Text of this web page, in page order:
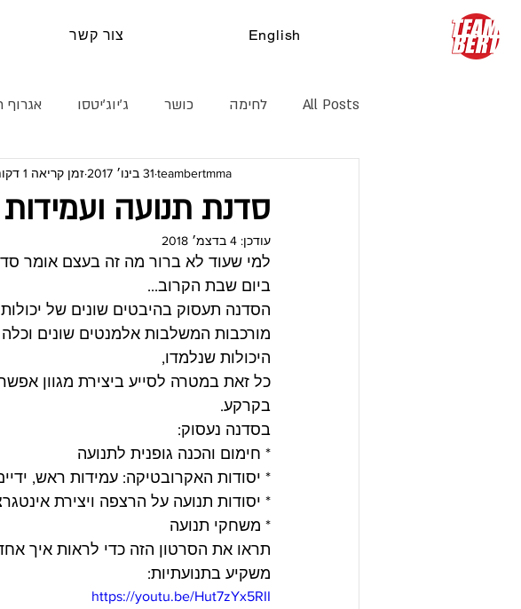
צור קשר English
All Posts לחימה כושר ג׳יוג׳יטסו אגרוף
דרך חיים הגנה עצמית
סדנת תנועה ועמידות
teambertmma 31 בינו׳ 2017 זמן קריאה 1 דקות
עודכן: 4 בדצמ׳ 2018
למי שעוד לא ברור מה זה בעצם אומר
ביום שבת הקרוב...
הסדנה תעסוק בהיבטים שונים של
מורכבות המשלבות אלמנטים שונים
היכולות שנלמדו,
כל זאת במטרה לסייע ביצירת מגוון
בקרקע.
בסדנה נעסוק:
* חימום והכנה גופנית לתנועה
* יסודות האקרובטיקה: עמידות ראש,
* יסודות תנועה על הרצפה ויצירת
* משחקי תנועה
תראו את הסרטון הזה כדי לראות איך
משקיע בתנועתיות:
https://youtu.be/Hut7zYx5RII